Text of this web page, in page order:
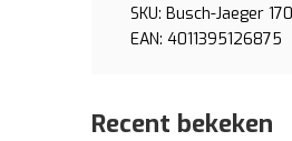
SKU: Busch-Jaeger
EAN: 4011395126875
Recent bekeken